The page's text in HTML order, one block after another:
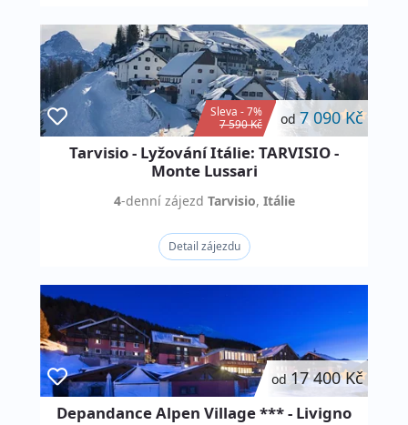
Sleva - 7%
7 590 Kč
od 7 090 Kč
Tarvisio - Lyžování Itálie: TARVISIO -
Monte Lussari
4-dennízájezd Tarvisio, Itálie
Detail zájezdu
od 17 400 Kč
Depandance Alpen Village *** - Livigno